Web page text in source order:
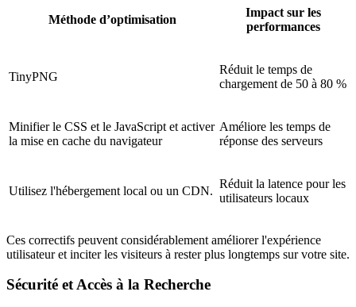
Méthode d’optimisation
Impact sur les
performances
TinyPNG
Réduit le temps de
chargement de 50 à 80 %
Minifier le CSS et le JavaScript et activer
la mise en cache du navigateur
Améliore les temps de
réponse des serveurs
Utilisez l'hébergement local ou un CDN.
Réduit la latence pour les
utilisateurs locaux
Ces correctifs peuvent considérablement améliorer l'expérience
utilisateur et inciter les visiteurs à rester plus longtemps sur votre site.
Sécurité et Accès à la Recherche